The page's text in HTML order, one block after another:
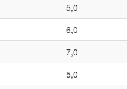
5,0
6,0
7,0
5,0